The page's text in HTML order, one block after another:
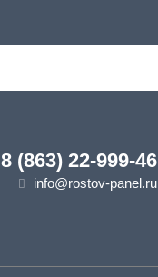
8 (863) 22-999-46
info@rostov-panel.ru